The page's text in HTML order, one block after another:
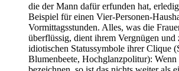
die der Mann dafür erfunden hat,
Beispiel für einen Vier-Personen-
Vormittags­stunden. Alles, was die
überflüssig, dient ihrem Vergnügen und
idiotischen Statussymbole ihrer Clique
Blumen­beete, Hochglanz­politur): Wenn